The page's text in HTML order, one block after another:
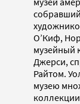
О’Киф,
музейный
Джерси,
Райтом.
музею